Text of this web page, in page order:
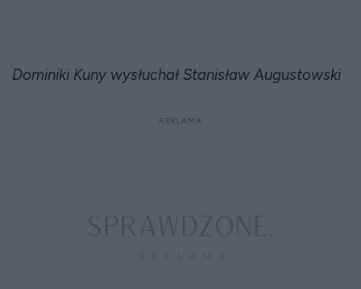
Dominiki Kuny wysłuchał Stanisław Augustowski